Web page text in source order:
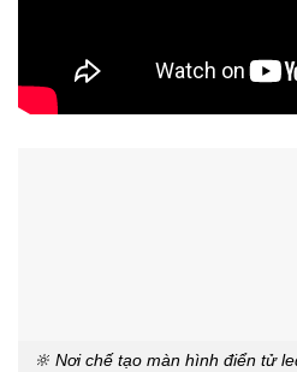
🔆 Nơi chế tạo màn hình điển tử